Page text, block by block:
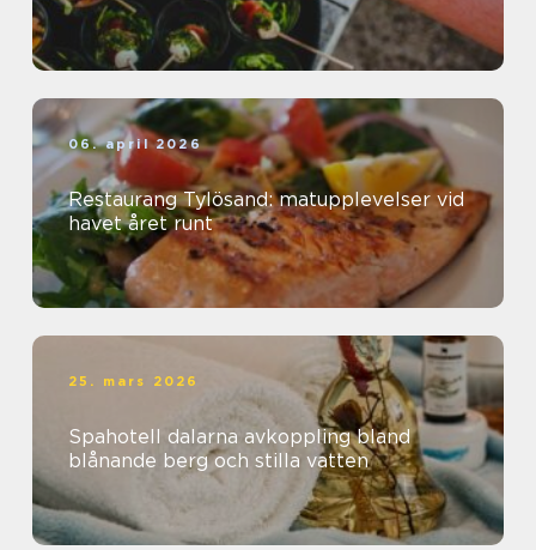
06. april 2026
Restaurang Tylösand: matupplevelser vid
havet året runt
25. mars 2026
Spahotell dalarna avkoppling bland
blånande berg och stilla vatten